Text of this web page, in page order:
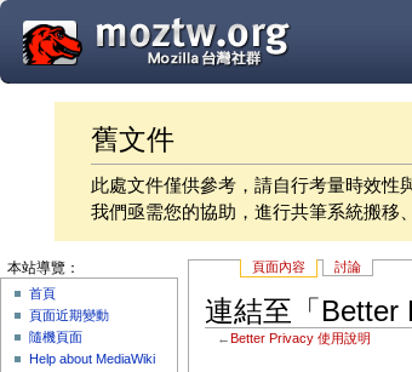
舊文件
此處文件僅供參考，請自行考量時效性
我們亟需您的協助，進行共筆系統搬移
頁面內容 討論
連結至「Better
← Better Privacy 使用說明
本站導覽：
首頁
頁面近期變動
隨機頁面
Help about MediaWiki